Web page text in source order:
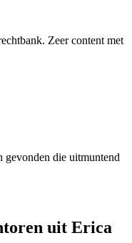
Zeer content met
gevonden die uitmuntend
uit Erica